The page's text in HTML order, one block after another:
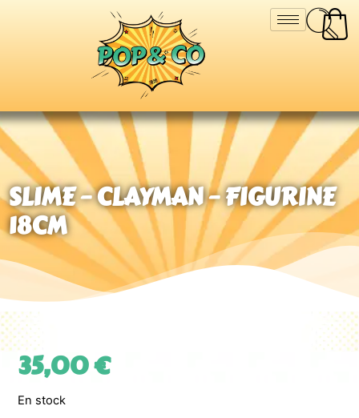
SLIME – CLAYMAN – FIGURINE
18CM
35,00€
En stock